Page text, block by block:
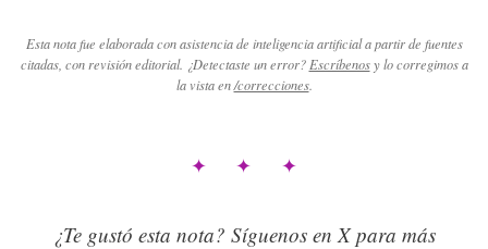
Esta nota fue elaborada con asistencia de inteligencia artificial a partir de fuentes
citadas, con revisión editorial. ¿Detectaste un error? Escríbenos y lo corregimos a
la vista en /correcciones.
✦ ✦ ✦
¿Te gustó esta nota? Síguenos en X para más